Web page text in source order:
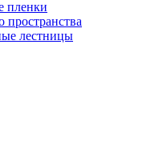
пленки
пространства
лестницы